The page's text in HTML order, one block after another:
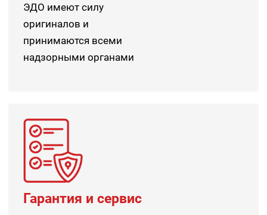
ЭДО имеют силу
оригиналов и
принимаются всеми
надзорными органами
Гарантия и сервис